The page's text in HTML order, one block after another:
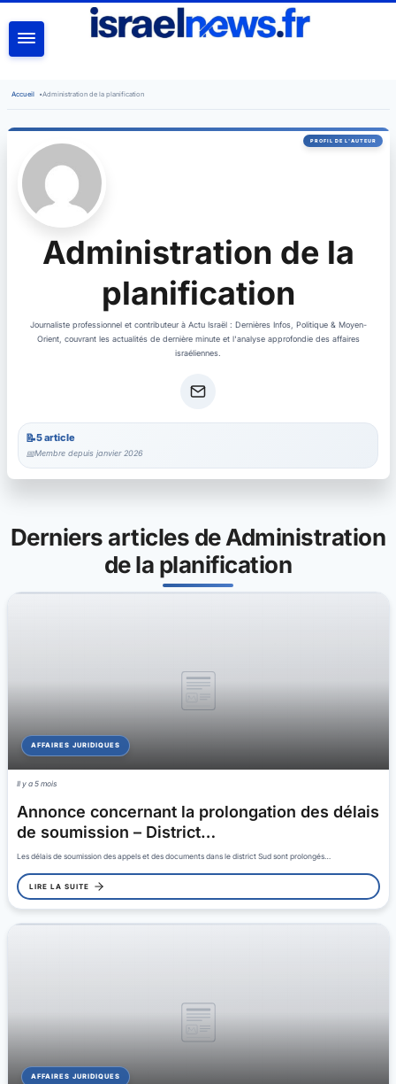
Accueil •Administration de la planification
Administration de la
planification
Journaliste professionnel et contributeur à Actu Israël : Dernières Infos, Politique & Moyen-
Orient, couvrant les actualités de dernière minute et l'analyse approfondie des affaires
israéliennes.
5 article
Membre depuis janvier 2026
Derniers articles de Administration
de la planification
AFFAIRES JURIDIQUES
Il y a 5 mois
Annonce concernant la prolongation des délais
de soumission – District…
Les délais de soumission des appels et des documents dans le district Sud sont prolongés…
LIRE LA SUITE
AFFAIRES JURIDIQUES